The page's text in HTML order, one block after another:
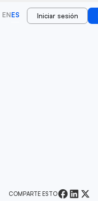
ENES Iniciar sesión
COMPARTE ESTO